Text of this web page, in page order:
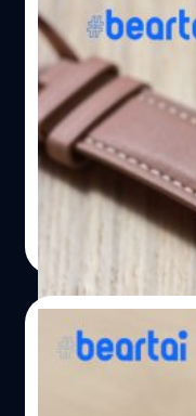
เปิดตัว Galaxy
กาย เสมือนกับมี
วันนี้ในงาน Galaxy
เพื่อเปิดตัวผลิตภัณฑ์
ครั้งนี้ก็คือ Galaxy
ระยะหนึ่งแล้ว เปิดตั
ใหม่จาก
ขนาด 41 มม. และ
ปุ่มด้านข้าง 2 ปุ่ม ใ
ขนาด 1.2 นิ้ว และ
ระบบปฏิบัติการ
RAM 1GB และพื้นที่
ศุภกานต์ เหล่ารัตนกุล |
Read More
17/06/2020
หลุด!! ภาพ
เผยแพร่บนโล